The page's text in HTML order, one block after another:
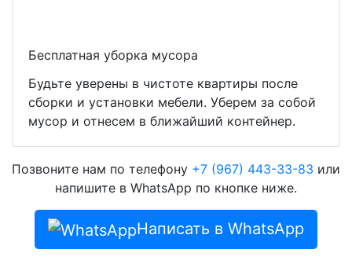
Бесплатная уборка мусора
Будьте уверены в чистоте квартиры после
сборки и установки мебели. Уберем за собой
мусор и отнесем в ближайший контейнер.
Позвоните нам по телефону +7 (967) 443-33-83 или
напишите в WhatsApp по кнопке ниже.
Написать в WhatsApp